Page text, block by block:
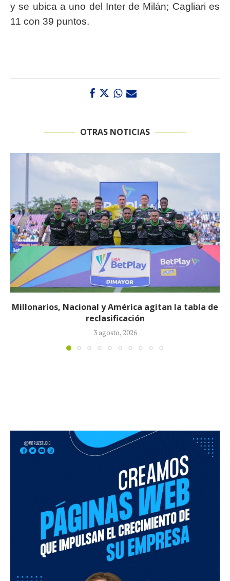
y se ubica a uno del Inter de Milán; Cagliari es
11 con 39 puntos.
OTRAS NOTICIAS
Néstor Lorenzo seguirá al frente de la Selección
Colombia tras ser ratificado...
23 julio, 2026